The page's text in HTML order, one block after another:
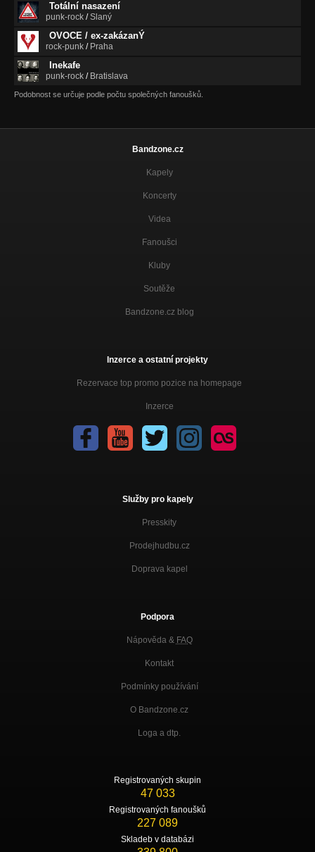
Totální nasazení
punk-rock /Slaný
OVOCE / ex-zakázanÝ
rock-punk / Praha
Inekafe
punk-rock / Bratislava
Podobnost se určuje podle počtu společných fanoušků.
Bandzone.cz
Kapely
Koncerty
Videa
Fanoušci
Kluby
Soutěže
Bandzone.cz blog
Inzerce a ostatní projekty
Rezervace top promo pozice na homepage
Inzerce
Služby pro kapely
Presskity
Prodejhudbu.cz
Doprava kapel
Podpora
Nápověda & FAQ
Kontakt
Podmínky používání
O Bandzone.cz
Loga a dtp.
Registrovaných skupin
47 033
Registrovaných fanoušků
227 089
Skladeb v databázi